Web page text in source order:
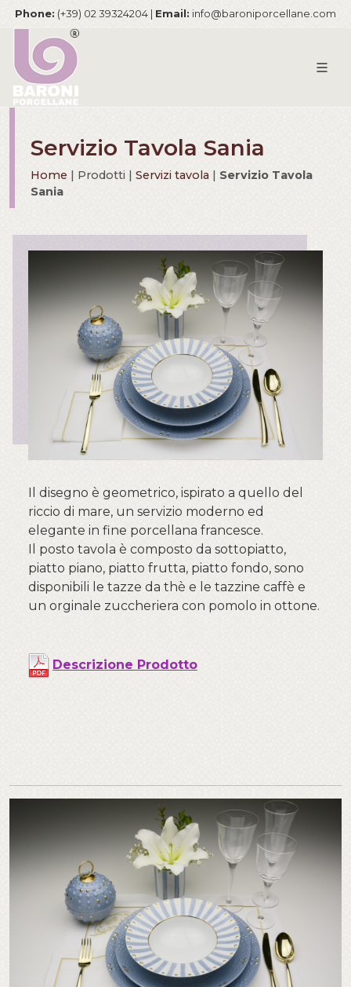
Phone: (+39) 02 39324204 | Email: info@baroniporcellane.com
Servizio Tavola Sania
Home | Prodotti | Servizi tavola | Servizio Tavola
Sania
Il disegno è geometrico, ispirato a quello del
riccio di mare, un servizio moderno ed
elegante in fine porcellana francesce.
Il posto tavola è composto da sottopiatto,
piatto piano, piatto frutta, piatto fondo, sono
disponibili le tazze da thè e le tazzine caffè e
un orginale zuccheriera con pomolo in ottone.
Descrizione Prodotto